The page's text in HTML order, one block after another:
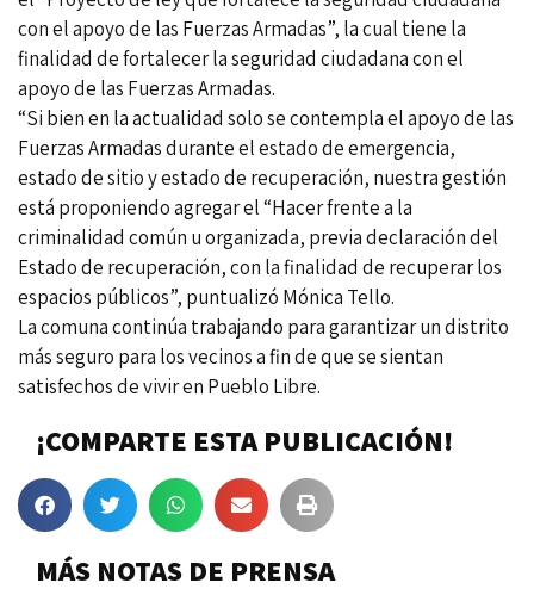
con el apoyo de las Fuerzas Armadas”, la cual tiene la
finalidad de fortalecer la seguridad ciudadana con el
apoyo de las Fuerzas Armadas.
“Si bien en la actualidad solo se contempla el apoyo de las
Fuerzas Armadas durante el estado de emergencia,
estado de sitio y estado de recuperación, nuestra gestión
está proponiendo agregar el “Hacer frente a la
criminalidad común u organizada, previa declaración del
Estado de recuperación, con la finalidad de recuperar los
espacios públicos”, puntualizó Mónica Tello.
La comuna continúa trabajando para garantizar un distrito
más seguro para los vecinos a fin de que se sientan
satisfechos de vivir en Pueblo Libre.
¡COMPARTE ESTA PUBLICACIÓN!
MÁS NOTAS DE PRENSA